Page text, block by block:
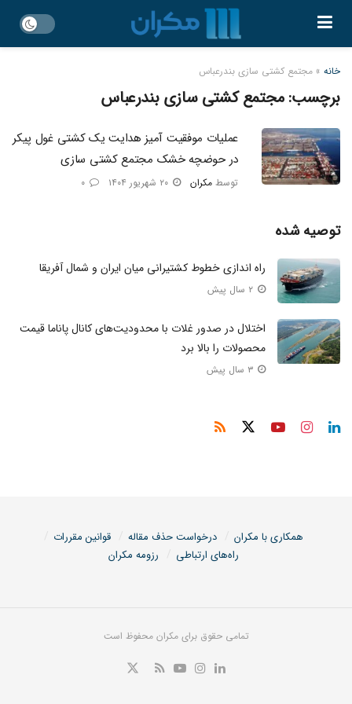
خانه » مجتمع کشتی سازی بندرعباس
برچسب:مجتمع کشتی سازی بندرعباس
عملیات موفقیت آمیز هدایت یک کشتی غول پیکر
در حوضچه خشک مجتمع کشتی سازی​
توسط مکران
توصیه شده
راه اندازی خطوط کشتیرانی میان ایران و شمال آفریقا
اختلال در صدور غلات با محدودیت‌های کانال پاناما قیمت
محصولات را بالا برد
همکاری با مکران درخواست حذف مقاله
قوانین مقررات
راه‌های ارتباطی
رزومه مکران
تمامی حقوق برای مکران محفوظ است